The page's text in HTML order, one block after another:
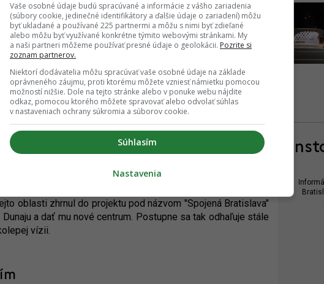
časť jedného z najvýznamnejších aktuálnych projektov v
od J&T Real Estate spočíva v zastavaní a
bolo brutálnymi zásahmi v minulosti narušené. Ambíciou
podobnom cieli sa ako kľúčová ukazuje kvalita
bližšie.
sa naďalej odhaľuje: Novinky z
električkovej trate
naďalej stupňuje snahy o získanie verejnej podpory pre svoje
celé nábrežné územie medzi Starým mostom a Mostom
oblasti zhrnul do projektu pod názvom "Spojená Bratislava"
a dať mu nové centrum. Postupne sa tak odhaľuje stále
vízii.
Vaše osobné údaje budú spracúvané a informácie z vášho zariadenia
(súbory cookie, jedinečné identifikátory a ďalšie údaje o zariadení) môžu
byť ukladané a používané 225 partnermi a môžu s nimi byť zdieľané
alebo môžu byť využívané konkrétne týmito webovými stránkami. My
a naši partneri môžeme používať presné údaje o geolokácii. Pozrite si
zoznam partnerov.
Niektorí dodávatelia môžu spracúvať vaše osobné údaje na základe
oprávneného záujmu, proti ktorému môžete vzniesť námietku pomocou
možností nižšie. Dole na tejto stránke alebo v ponuke webu nájdite
odkaz, pomocou ktorého môžete spravovať alebo odvolať súhlas
v nastaveniach ochrany súkromia a súborov cookie.
Súhlasím
Nastavenia